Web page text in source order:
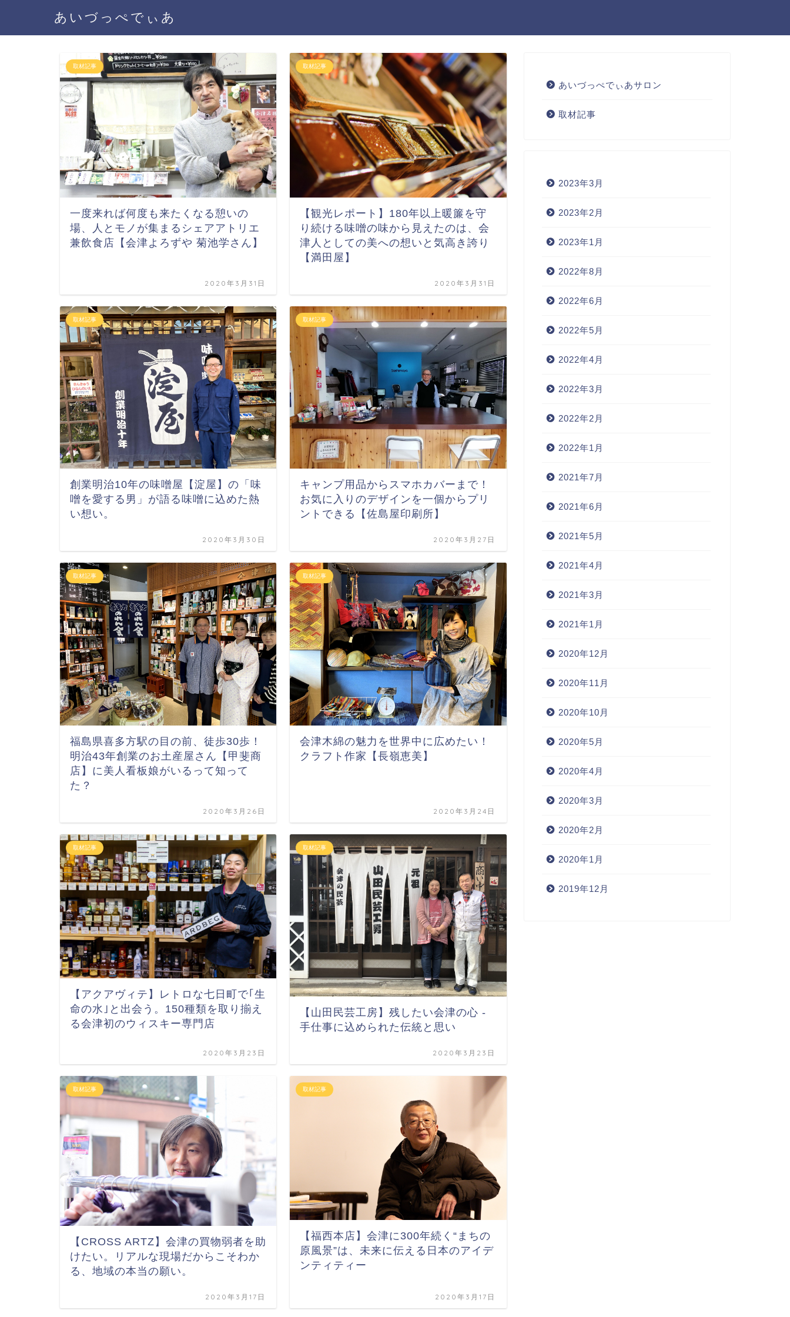
あいづっぺでぃあ
取材記事
一度来れば何度も来たくなる憩いの
場、人とモノが集まるシェアアトリエ
兼飲食店【会津よろずや 菊池学さん】
2020年3月31日
取材記事
【観光レポート】180年以上暖簾を守
り続ける味噌の味から見えたのは、会
津人としての美への想いと気高き誇り
【満田屋】
2020年3月31日
取材記事
創業明治10年の味噌屋【淀屋】の「味
噌を愛する男」が語る味噌に込めた熱
い想い。
2020年3月30日
取材記事
キャンプ用品からスマホカバーまで！
お気に入りのデザインを一個からプリ
ントできる【佐島屋印刷所】
2020年3月27日
取材記事
福島県喜多方駅の目の前、徒歩30歩！
明治43年創業のお土産屋さん【甲斐商
店】に美人看板娘がいるって知って
た？
2020年3月26日
取材記事
会津木綿の魅力を世界中に広めたい！
クラフト作家【長嶺恵美】
2020年3月24日
取材記事
【アクアヴィテ】レトロな七日町で｢生
命の水｣と出会う。150種類を取り揃え
る会津初のウィスキー専門店
2020年3月23日
取材記事
【山田民芸工房】残したい会津の心 -
手仕事に込められた伝統と思い
2020年3月23日
取材記事
【CROSS ARTZ】会津の買物弱者を助
けたい。リアルな現場だからこそわか
る、地域の本当の願い。
2020年3月17日
取材記事
【福西本店】会津に300年続く“まちの
原風景”は、未来に伝える日本のアイデ
ンティティー
2020年3月17日
あいづっぺでぃあサロン
取材記事
2023年3月
2023年2月
2023年1月
2022年8月
2022年6月
2022年5月
2022年4月
2022年3月
2022年2月
2022年1月
2021年7月
2021年6月
2021年5月
2021年4月
2021年3月
2021年1月
2020年12月
2020年11月
2020年10月
2020年5月
2020年4月
2020年3月
2020年2月
2020年1月
2019年12月